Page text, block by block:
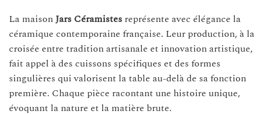
La maisonJars Céramistes représente avec élégance la
céramique contemporaine française. Leur production, à la
croisée entre tradition artisanale et innovation artistique,
fait appel à des cuissons spécifiques et des formes
singulières qui valorisent la table au-delà de sa fonction
première. Chaque pièce racontant une histoire unique,
évoquant la nature et la matière brute.